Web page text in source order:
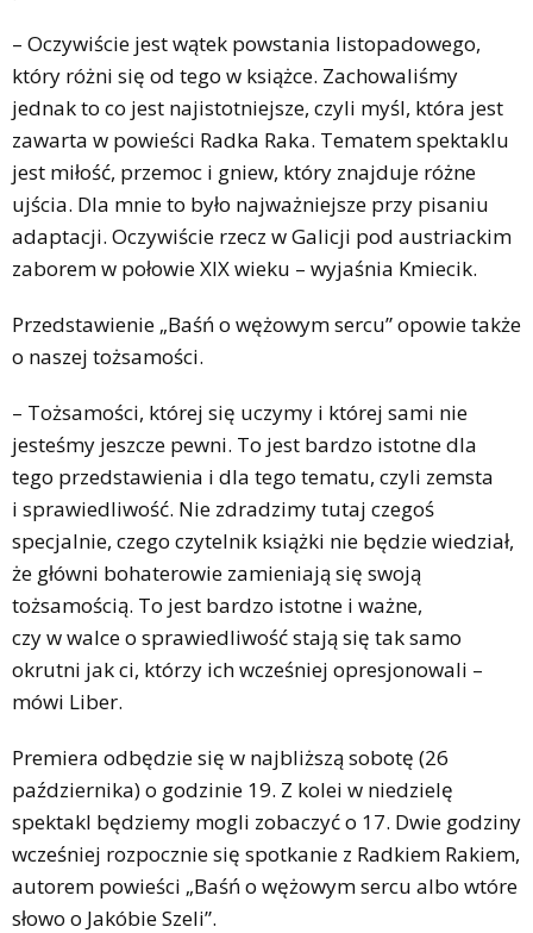
– Oczywiście jest wątek powstania listopadowego,
który różni się od tego w książce. Zachowaliśmy
jednak to co jest najistotniejsze, czyli myśl, która jest
zawarta w powieści Radka Raka. Tematem spektaklu
jest miłość, przemoc i gniew, który znajduje różne
ujścia. Dla mnie to było najważniejsze przy pisaniu
adaptacji. Oczywiście rzecz w Galicji pod austriackim
zaborem w połowie XIX wieku – wyjaśnia Kmiecik.
Przedstawienie „Baśń o wężowym sercu” opowie także
o naszej tożsamości.
– Tożsamości, której się uczymy i której sami nie
jesteśmy jeszcze pewni. To jest bardzo istotne dla
tego przedstawienia i dla tego tematu, czyli zemsta
i sprawiedliwość. Nie zdradzimy tutaj czegoś
specjalnie, czego czytelnik książki nie będzie wiedział,
że główni bohaterowie zamieniają się swoją
tożsamością. To jest bardzo istotne i ważne,
czy w walce o sprawiedliwość stają się tak samo
okrutni jak ci, którzy ich wcześniej opresjonowali –
mówi Liber.
Premiera odbędzie się w najbliższą sobotę (26
października) o godzinie 19. Z kolei w niedzielę
spektakl będziemy mogli zobaczyć o 17. Dwie godziny
wcześniej rozpocznie się spotkanie z Radkiem Rakiem,
autorem powieści „Baśń o wężowym sercu albo wtóre
słowo o Jakóbie Szeli”.